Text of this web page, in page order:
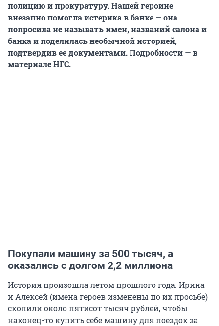
полицию и прокуратуру. Нашей героине
внезапно помогла истерика в банке — она
попросила не называть имен,названий салона и
банка и поделилась необычной историей,
подтвердив ее документами. Подробности — в
материале НГС.
Покупали машину за 500 тысяч, а
оказались с долгом 2,2 миллиона
История произошла летом прошлого года. Ирина
и Алексей (имена героев изменены по их просьбе)
скопили около пятисот тысяч рублей, чтобы
наконец-то купить себе машину для поездок за